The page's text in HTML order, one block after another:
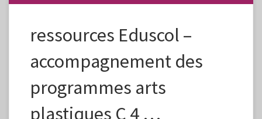
ressources Eduscol –
accompagnement des
programmes arts
plastiques C 4 …